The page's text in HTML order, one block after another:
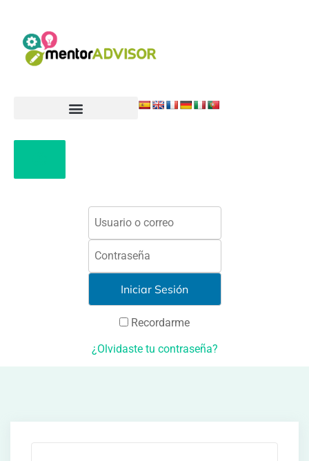
Recordarme
¿Olvidaste tu contraseña?